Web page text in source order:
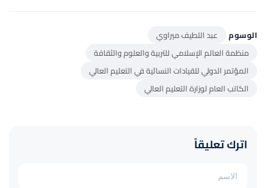
الوسوم
عبد اللطيف ميراوي
منظمة العالم الإسلامي للتربية والعلوم والثقافة
المؤتمر الدولي للقيادات النسائية في التعليم العالي
الكاتب العام لوزارة التعليم العالي
اترك تعليقاً